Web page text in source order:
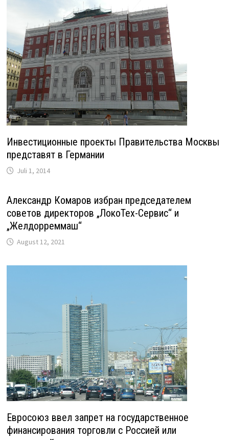
Инвестиционные проекты Правительства Москвы
представят в Германии
Juli 1, 2014
Александр Комаров избран председателем
советов директоров „ЛокоТех-Сервис“ и
„Желдорреммаш“
August 12, 2021
Евросоюз ввел запрет на государственное
финансирования торговли с Россией или